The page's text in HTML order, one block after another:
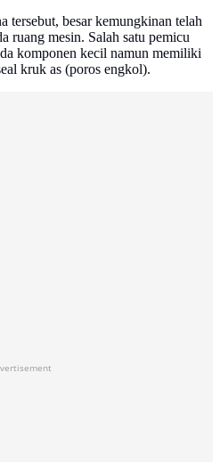
tersebut, besar kemungkinan telah
ruang mesin. Salah satu pemicu
komponen kecil namun memiliki
kruk as (poros engkol).